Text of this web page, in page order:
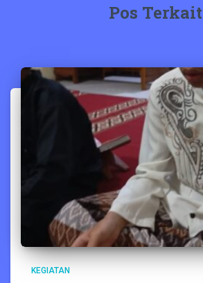
Pos Terkait
KEGIATAN